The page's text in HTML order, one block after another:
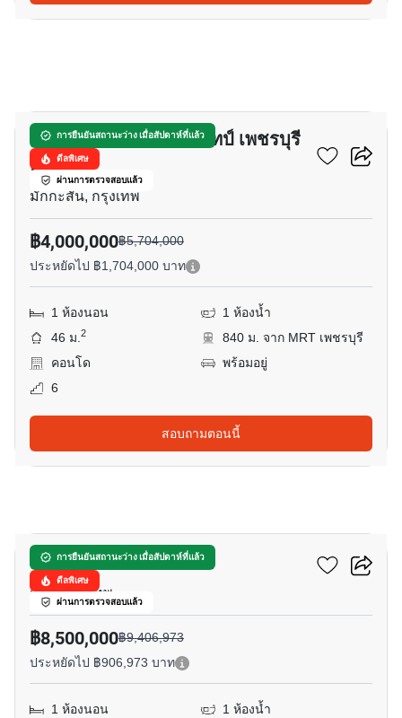
การยืนยันสถานะว่าง เมื่อสัปดาห์ที่แล้ว
ดีลพิเศษ
ผ่านการตรวจสอบแล้ว
เซอร์เคิล ลิฟวิ่ง โปรโตไทป์ เพชรบุรี
ตัดใหม่
มักกะสัน, กรุงเทพ
฿4,000,000฿5,704,000
ประหยัดไป ฿1,704,000 บาท
1 ห้องนอน
1 ห้องน้ำ
46 ม.2
840 ม. จาก MRT เพชรบุรี
คอนโด
พร้อมอยู่
6
สอบถามตอนนี้
การยืนยันสถานะว่าง เมื่อสัปดาห์ที่แล้ว
ดีลพิเศษ
ผ่านการตรวจสอบแล้ว
ดิ แอดเดรส สาทร
สีลม, กรุงเทพ
฿8,500,000฿9,406,973
ประหยัดไป ฿906,973 บาท
1 ห้องนอน 1 ห้องน้ำ